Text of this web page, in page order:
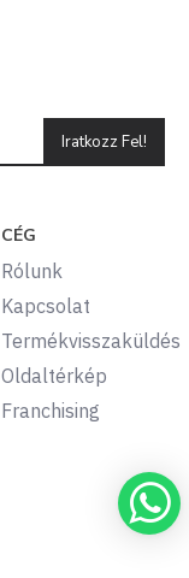
Iratkozz Fel!
CÉG
Rólunk
Kapcsolat
Termékvisszaküldés
Oldaltérkép
Franchising